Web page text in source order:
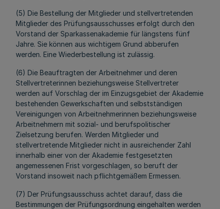
(5) Die Bestellung der Mitglieder und stellvertretenden
Mitglieder des Prüfungsausschusses erfolgt durch den
Vorstand der Sparkassenakademie für längstens fünf
Jahre. Sie können aus wichtigem Grund abberufen
werden. Eine Wiederbestellung ist zulässig.
(6) Die Beauftragten der Arbeitnehmer und deren
Stellvertreterinnen beziehungsweise Stellvertreter
werden auf Vorschlag der im Einzugsgebiet der Akademie
bestehenden Gewerkschaften und selbstständigen
Vereinigungen von Arbeitnehmerinnen beziehungsweise
Arbeitnehmern mit sozial- und berufspolitischer
Zielsetzung berufen. Werden Mitglieder und
stellvertretende Mitglieder nicht in ausreichender Zahl
innerhalb einer von der Akademie festgesetzten
angemessenen Frist vorgeschlagen, so beruft der
Vorstand insoweit nach pflichtgemäßem Ermessen.
(7) Der Prüfungsausschuss achtet darauf, dass die
Bestimmungen der Prüfungsordnung eingehalten werden